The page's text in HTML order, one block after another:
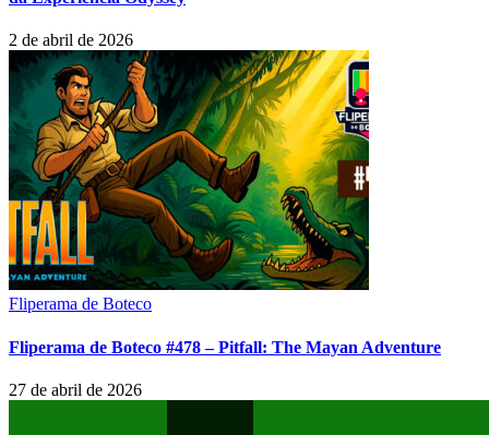
2 de abril de 2026
Fliperama de Boteco
Fliperama de Boteco #478 – Pitfall: The Mayan Adventure
27 de abril de 2026